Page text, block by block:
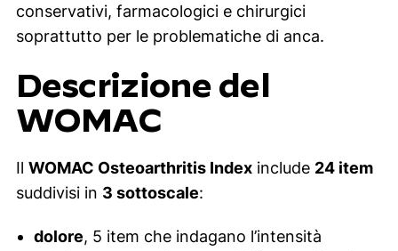
conservativi, farmacologici e chirurgici
soprattutto per le problematiche di anca.
Descrizione del
WOMAC
Il WOMAC Osteoarthritis Indexinclude 24 item
suddivisi in 3 sottoscale:
dolore, 5 item che indagano l’intensità